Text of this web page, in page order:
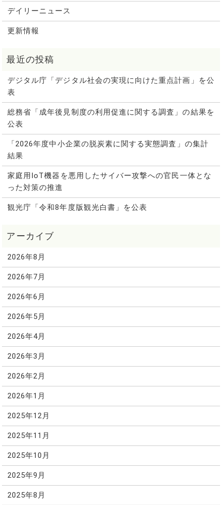
デイリーニュース
更新情報
デジタル庁「デジタル社会の実現に向けた重点計画」を公
表
総務省「成年後見制度の利用促進に関する調査」の結果を
公表
「2026年度中小企業の脱炭素に関する実態調査」の集計
結果
家庭用IoT機器を悪用したサイバー攻撃への官民一体とな
った対策の推進
観光庁「令和8年度版観光白書」を公表
2026年8月
2026年7月
2026年6月
2026年5月
2026年4月
2026年3月
2026年2月
2026年1月
2025年12月
2025年11月
2025年10月
2025年9月
2025年8月